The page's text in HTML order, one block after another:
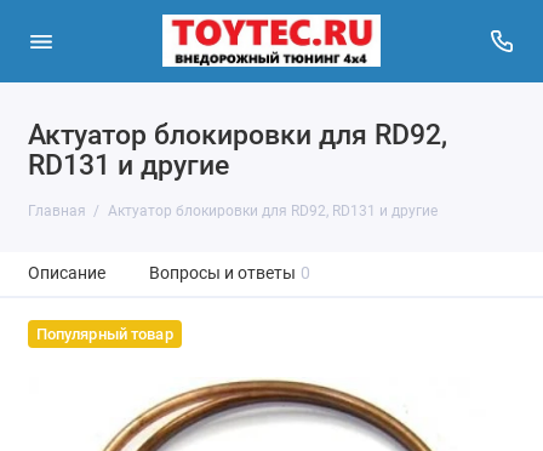
Актуатор блокировки для RD92,
RD131 и другие
Главная Актуатор блокировки для RD92, RD131 и другие
Описание Вопросы и ответы 0
Популярный товар